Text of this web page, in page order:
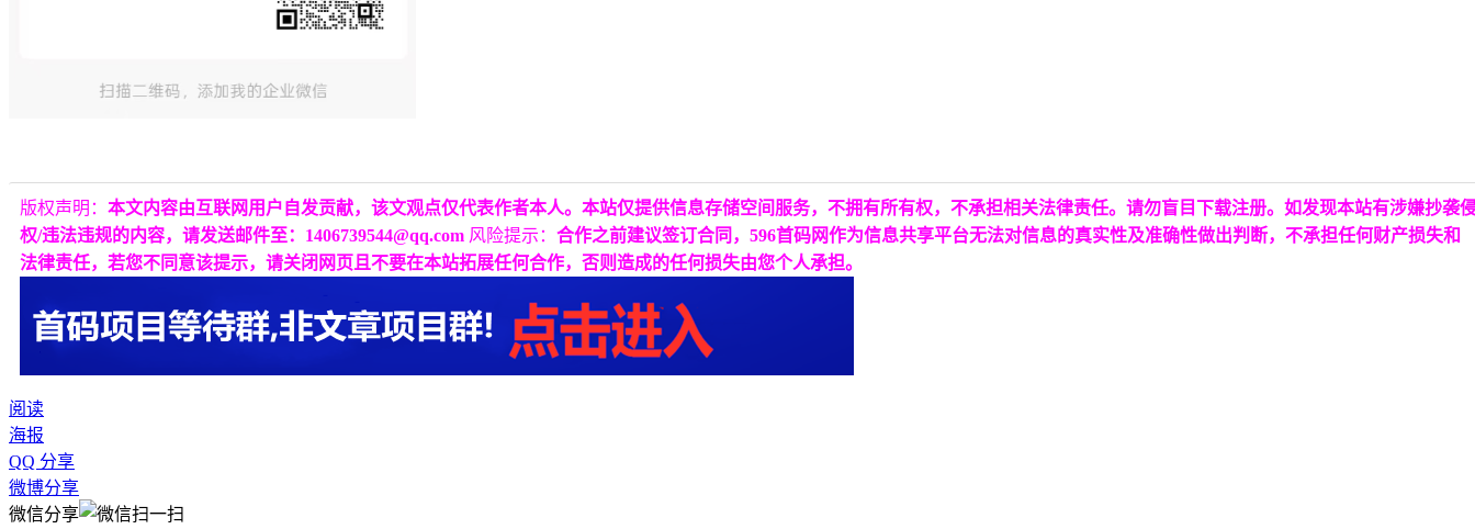
版权声明： 本文内容由互联网用户自发贡献，该文观点仅代表作者本人。本站仅提供信息存储空间服务，不拥有所有权，不承担相关法律责任。请勿盲目下载注册。如发现本站有涉嫌抄袭
权/违法违规的内容，请发送邮件至：1406739544@qq.com 风险提示： 合作之前建议签订合同，596首码网作为信息共享平台无法对信息的真实性及准确性做出判断，不承担任何财产损失和
法律责任，若您不同意该提示，请关闭网页且不要在本站拓展任何合作，否则造成的任何损失由您个人承担。
阅读
海报
QQ 分享
微博分享
微信分享